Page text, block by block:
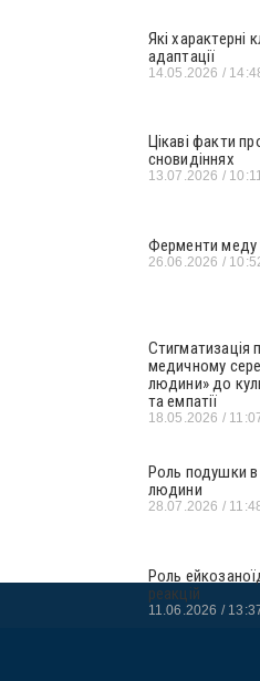
Які характерні
адаптації
14.05.2026
Цікаві факти
сновидіннях
13.07.2026
Ферменти меду
26.06.2026
Стигматизація
медичному
людини» до
та емпатії
18.05.2026
Роль подушки в
людини
28.07.2026
Роль
реакцій
11.06.2026